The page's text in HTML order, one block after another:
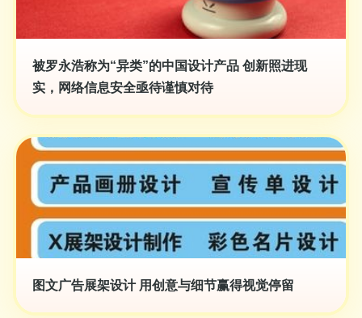
被罗永浩称为“异类”的中国设计产品 创新照进现
实，网络信息安全亟待谨慎对待
图文广告展架设计 用创意与细节赢得视觉停留